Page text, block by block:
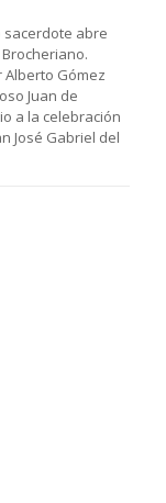
sacerdote abre
Gómez
Juan de
a la celebración
José Gabriel del